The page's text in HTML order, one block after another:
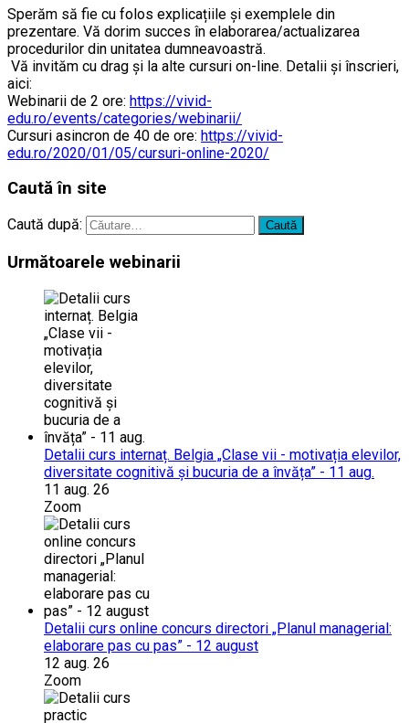
Sperăm să fie cu folos explicațiile și exemplele din
prezentare. Vă dorim succes în elaborarea/actualizarea
procedurilor din unitatea dumneavoastră.
Vă invităm cu drag și la alte cursuri on-line. Detalii și înscrieri,
aici:
Webinarii de 2 ore: https://vivid-
edu.ro/events/categories/webinarii/
Cursuri asincron de 40 de ore: https://vivid-
edu.ro/2020/01/05/cursuri-online-2020/
Caută în site
Caută după:
Următoarele webinarii
Detalii curs internaț. Belgia „Clase vii - motivația elevilor,
diversitate cognitivă și bucuria de a învăța” - 11 aug.
11 aug. 26
Zoom
Detalii curs online concurs directori „Planul managerial:
elaborare pas cu pas” - 12 august
12 aug. 26
Zoom